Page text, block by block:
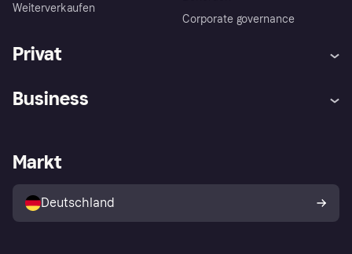
Weiterverkaufen
Corporate governance
Privat
Klarna App
Shops entdecken
Käuferschutzrichtlinie
Dein Widerrufsrecht
Business
Händlerportal
Markt
Deutschland